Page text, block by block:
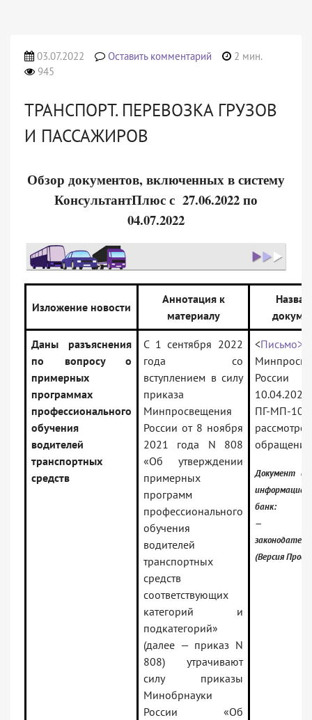
03.07.2022 Оставить комментарий
2 мин.
945
ТРАНСПОРТ. ПЕРЕВОЗКА ГРУЗОВ
И ПАССАЖИРОВ
Обзор документов, включенных в систему
КонсультантПлюс с 27.06.2022 по
04.07.2022
Изложение новости
Аннотация к
материалу
Даны разъяснения
по вопросу о
примерных
программах
профессионального
обучения
водителей
транспортных
средств
С 1 сентября 2022
года со
вступлением в силу
приказа
Минпросвещения
России от 8 ноября
2021 года N 808
«Об утверждении
примерных
программ
профессионального
обучения
водителей
транспортных
средств
соответствующих
категорий и
подкатегорий»
(далее — приказ N
808) утрачивают
силу приказы
Минобрнауки
России «Об
<Письмо>
ПГ-МП-
Документ
банк:
—
(Версия Проф)